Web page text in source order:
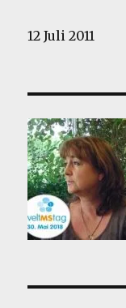
12 Juli 2011